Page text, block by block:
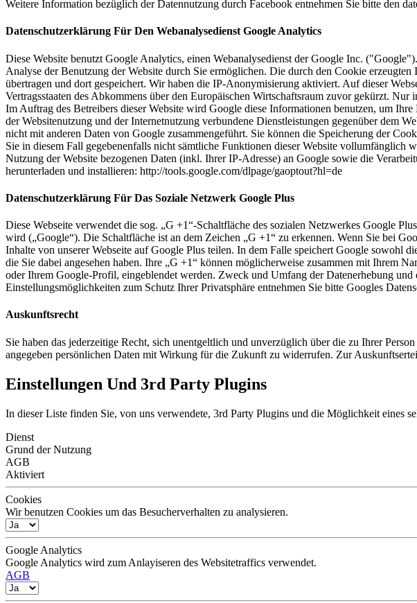
Weitere Information bezüglich der Datennutzung durch Facebook entnehmen Sie bitte den
Datenschutzerklärung Für Den Webanalysedienst Google Analytics
Diese Website benutzt Google Analytics, einen Webanalysedienst der Google Inc.
Analyse der Benutzung der Website durch Sie ermöglichen. Die durch den Cookie
übertragen und dort gespeichert. Wir haben die IP-Anonymisierung aktiviert. Auf dieser
Vertragsstaaten des Abkommens über den Europäischen Wirtschaftsraum zuvor gekürzt.
Im Auftrag des Betreibers dieser Website wird Google diese Informationen benutzen, um
der Websitenutzung und der Internetnutzung verbundene Dienstleistungen gegenüber dem
nicht mit anderen Daten von Google zusammengeführt. Sie können die Speicherung der
Sie in diesem Fall gegebenenfalls nicht sämtliche Funktionen dieser Website vollumfänglich
Nutzung der Website bezogenen Daten (inkl. Ihrer IP-Adresse) an Google sowie die
herunterladen und installieren: http://tools.google.com/dlpage/gaoptout?hl=de
Datenschutzerklärung Für Das Soziale Netzwerk Google Plus
Diese Webseite verwendet die sog. „G +1“-Schaltfläche des sozialen Netzwerkes Google
wird („Google“). Die Schaltfläche ist an dem Zeichen „G +1“ zu erkennen. Wenn Sie bei
Inhalte von unserer Webseite auf Google Plus teilen. In dem Falle speichert Google sowohl
die Sie dabei angesehen haben. Ihre „G +1“ können möglicherweise zusammen mit Ihrem
oder Ihrem Google-Profil, eingeblendet werden. Zweck und Umfang der Datenerhebung
Einstellungsmöglichkeiten zum Schutz Ihrer Privatsphäre entnehmen Sie bitte Googles
Auskunftsrecht
Sie haben das jederzeitige Recht, sich unentgeltlich und unverzüglich über die zu Ihrer
angegeben persönlichen Daten mit Wirkung für die Zukunft zu widerrufen. Zur
Einstellungen Und 3rd Party Plugins
In dieser Liste finden Sie, von uns verwendete, 3rd Party Plugins und die Möglichkeit eines
Dienst
Grund der Nutzung
AGB
Aktiviert
Cookies
Wir benutzen Cookies um das Besucherverhalten zu analysieren.
Google Analytics
Google Analytics wird zum Anlayiseren des Websitetraffics verwendet.
AGB